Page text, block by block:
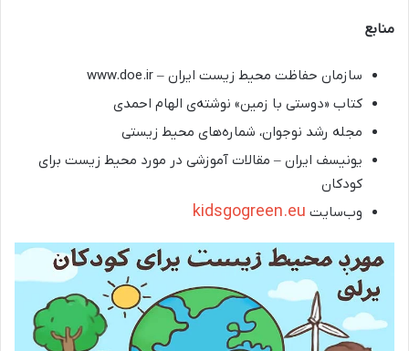
منابع
سازمان حفاظت محیط زیست ایران – www.doe.ir
کتاب «دوستی با زمین» نوشته‌ی الهام احمدی
مجله رشد نوجوان، شماره‌های محیط زیستی
یونیسف ایران – مقالات آموزشی در مورد محیط زیست برای
کودکان
وب‌سایت kidsgogreen.eu